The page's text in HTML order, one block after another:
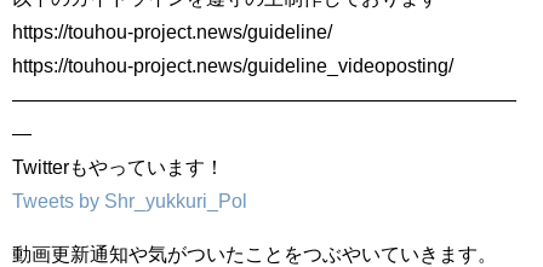
https://touhou-project.news/guideline/
https://touhou-project.news/guideline_videoposting/
――――――――――――――――――――――――――
―
Twitterもやっています！
Tweets by Shr_yukkuri_Pol
動画更新通知や気がついたことをつぶやいていきます。